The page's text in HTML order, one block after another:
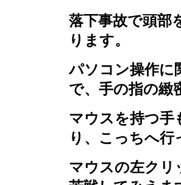
落下事故で頭部
ります。
パソコン操作に
で、手の指の緻
マウスを持つ手
り、こっちへ行
マウスの左クリ